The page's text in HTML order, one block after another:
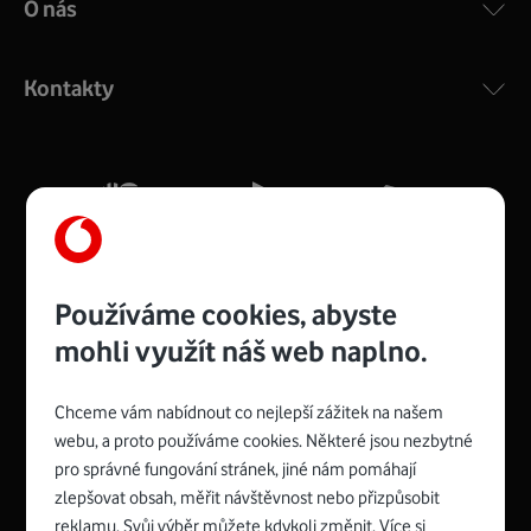
COMPAL CH7465VF
silný signál pro celou domácnost. Kompaktní rozměry 21
Více o COMPAL CH7465VF
Zyxel VMG8623-T50B:
Rozměry modemu jsou 16 x 22 x 7,5 cm (včetně stojánku)
Spojte se s Vodafonem
O nás
Kontakty
Používáme cookies, abyste
mohli využít náš web naplno.
Chceme vám nabídnout co nejlepší zážitek na našem
webu, a proto používáme cookies. Některé jsou nezbytné
pro správné fungování stránek, jiné nám pomáhají
zlepšovat obsah, měřit návštěvnost nebo přizpůsobit
reklamu. Svůj výběr můžete kdykoli změnit. Více si